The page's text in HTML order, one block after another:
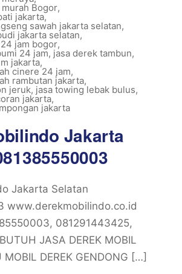
Bogor,
jakarta,
sawah jakarta selatan,
jakarta selatan,
jam bogor,
24 jam, jasa derek tambun,
jakarta,
cinere 24 jam,
rambutan jakarta,
jeruk, jasa towing lebak bulus,
jakarta,
jakarta
Jakarta
Jakarta Selatan
www.derekmobilindo.co.id
081291443425,
JASA DEREK MOBIL
MOBIL DEREK GENDONG […]